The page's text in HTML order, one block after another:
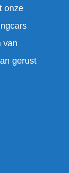
onze
van
gerust